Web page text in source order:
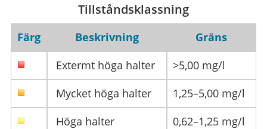
Tillståndsklassning
Färg Beskrivning
Gräns
Extermt höga halter
>5,00 mg/l
Mycket höga halter
1,25–5,00 mg/l
Höga halter
0,62–1,25 mg/l